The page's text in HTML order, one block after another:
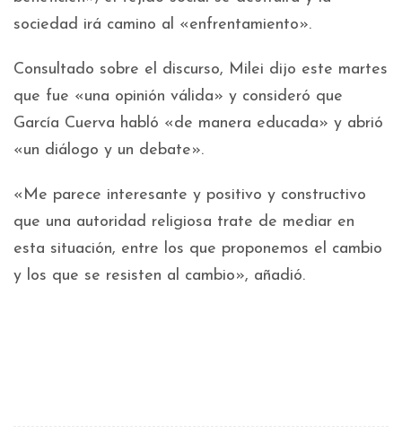
sociedad irá camino al «enfrentamiento».
Consultado sobre el discurso, Milei dijo este martes
que fue «una opinión válida» y consideró que
García Cuerva habló «de manera educada» y abrió
«un diálogo y un debate».
«Me parece interesante y positivo y constructivo
que una autoridad religiosa trate de mediar en
esta situación, entre los que proponemos el cambio
y los que se resisten al cambio», añadió.